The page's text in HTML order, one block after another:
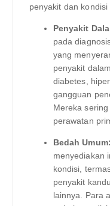
penyakit dan kondisi
Penyakit
pada
yang
penyakit
diabetes,
gangguan
Mereka
perawatan
Bedah Umum:
menyediakan
kondisi,
penyakit
lainnya. Para